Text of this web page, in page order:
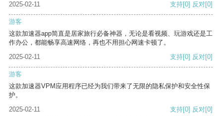
2025-02-11 支持[0] 反对[0]
游客
这款加速器app简直是居家旅行必备神器，无论是看视频、玩游戏还是工
作办公，都能畅享高速网络，再也不用担心网速卡顿了。
2025-02-11
支持[0] 反对[0]
游客
这款加速器VPM应用程序已经为我们带来了无限的隐私保护和安全性保
护。
2025-02-11
支持[0] 反对[0]